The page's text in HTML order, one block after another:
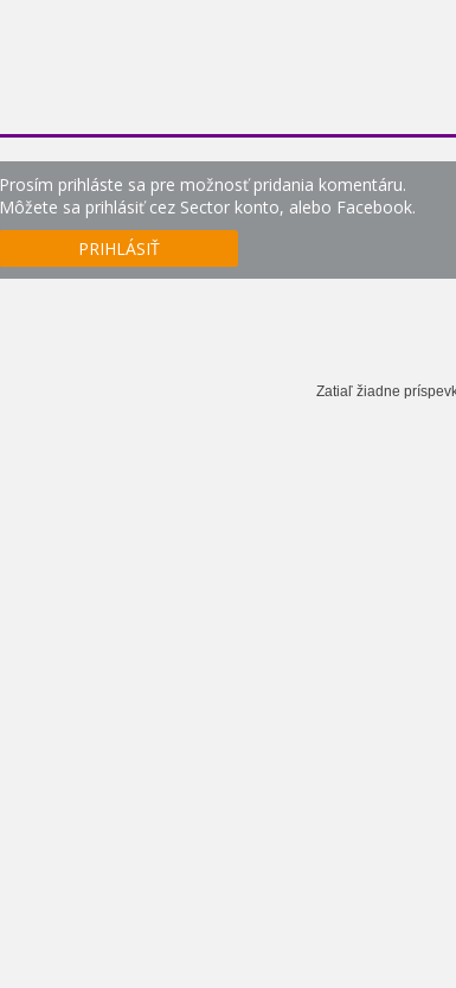
Prosím prihláste sa pre možnosť pridania komentáru.
Môžete sa prihlásiť cez Sector konto, alebo Facebook.
PRIHLÁSIŤ
Zatiaľ žiadne